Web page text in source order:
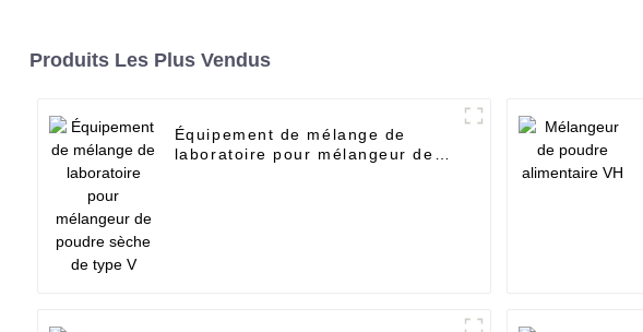
Produits Les Plus Vendus
Équipement de mélange de
laboratoire pour mélangeur de